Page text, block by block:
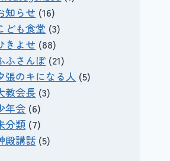
知らせ (16)
ども食堂 (3)
きよせ (88)
ふさんぽ (21)
張のキになる人 (5)
教会長 (3)
年会 (6)
分類 (7)
殿講話 (5)